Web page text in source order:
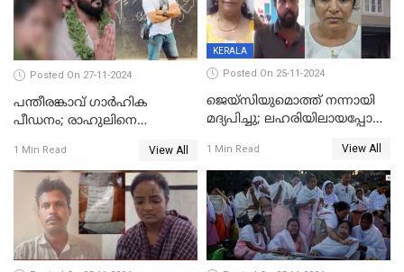
Posted On 27-11-2024
പന്തീരങ്കാവ് ഗാർഹിക
പീഡനം; രാഹുലിനെ
പൊലീസ് കോടതിയിൽ
അപേക്ഷ നൽകും
1 Min Read View All
KERALA
Posted On 25-11-2024
ജെയ്‌സിയുമൊത്ത് നന്നായി
മദ്യപിച്ചു; ലഹരിയിലായപ്പോൾ
പലവട്ടം അടിച്ചു;
നിലവിളിച്ചപ്പോൾ മുഖത്ത്
തലയിണ വച്ചമർത്തി;
അരുംകൊലയിൽ യുവാവും
യുവതിയും പിടിയിൽ
1 Min Read View All